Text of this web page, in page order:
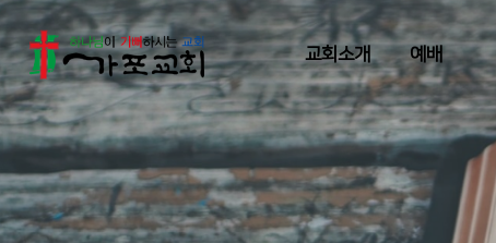
교회소개 예배